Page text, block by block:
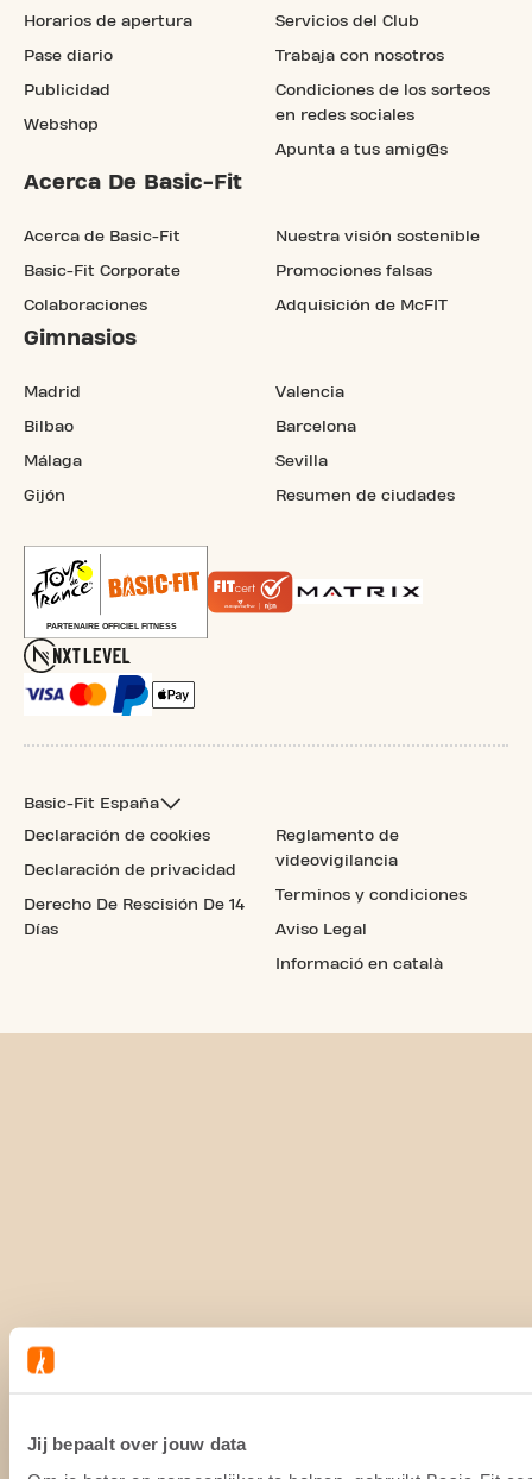
Jij bepaalt over jouw data
Horarios de apertura
Pase diario
Publicidad
Webshop
Servicios del Club
Trabaja con nosotros
Condiciones de los sorteos
en redes sociales
Apunta a tus amig@s
Acerca De Basic-Fit
Acerca de Basic-Fit
Basic-Fit Corporate
Colaboraciones
Nuestra visión sostenible
Promociones falsas
Adquisición de McFIT
Gimnasios
Madrid
Bilbao
Málaga
Gijón
Valencia
Barcelona
Sevilla
Resumen de ciudades
Basic-Fit España
Declaración de cookies
Declaración de privacidad
Derecho De Rescisión De 14
Días
Reglamento de
videovigilancia
Terminos y condiciones
Aviso Legal
Informació en català